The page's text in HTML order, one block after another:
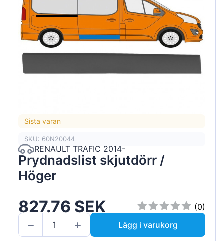
Sista varan
SKU: 60N20044
RENAULT TRAFIC 2014-
Prydnadslist skjutdörr /
Höger
827.76 SEK
(0)
Lägg i varukorg